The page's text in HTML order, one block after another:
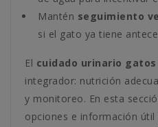
Mantén seguimiento
si el gato ya tiene
El cuidado urinario gatos
integrador: nutrición
y monitoreo. En esta
opciones e información